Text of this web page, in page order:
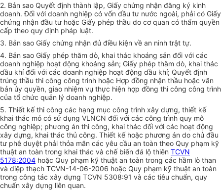
2. Bản sao Quyết định thành lập, Giấy chứng nhận đăng ký kinh
doanh. Đối với doanh nghiệp có vốn đầu tư nước ngoài, phải có Giấy
chứng nhận đầu tư hoặc Giấy phép thầu do cơ quan có thẩm quyền
cấp theo quy định pháp luật.
3. Bản sao Giấy chứng nhận đủ điều kiện về an ninh trật tự.
4. Bản sao Giấy phép thăm dò, khai thác khoáng sản đối với các
doanh nghiệp hoạt động khoáng sản; Giấy phép thăm dò, khai thác
dầu khí đối với các doanh nghiệp hoạt động dầu khí; Quyết định
trúng thầu thi công công trình hoặc Hợp đồng nhận thầu hoặc văn
bản ủy quyền, giao nhiệm vụ thực hiện hợp đồng thi công công trình
của tổ chức quản lý doanh nghiệp.
5. Thiết kế thi công các hạng mục công trình xây dựng, thiết kế
khai thác mỏ có sử dụng VLNCN đối với các công trình quy mô
công nghiệp; phương án thi công, khai thác đối với các hoạt động
xây dựng, khai thác thủ công. Thiết kế hoặc phương án do chủ đầu
tư phê duyệt phải thỏa mãn các yêu cầu an toàn theo Quy phạm kỹ
thuật an toàn trong khai thác và chế biến đá lộ thiên TCVN
5178:2004 hoặc Quy phạm kỹ thuật an toàn trong các hầm lò than
và diệp thạch TCVN-14-06-2006 hoặc Quy phạm kỹ thuật an toàn
trong công tác xây dựng TCVN 5308:91 và các tiêu chuẩn, quy
chuẩn xây dựng liên quan.